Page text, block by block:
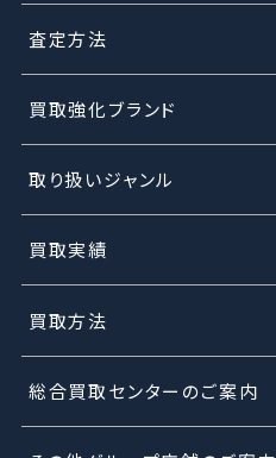
査定方法
買取強化ブランド
取り扱いジャンル
買取実績
買取方法
総合買取センターのご案内